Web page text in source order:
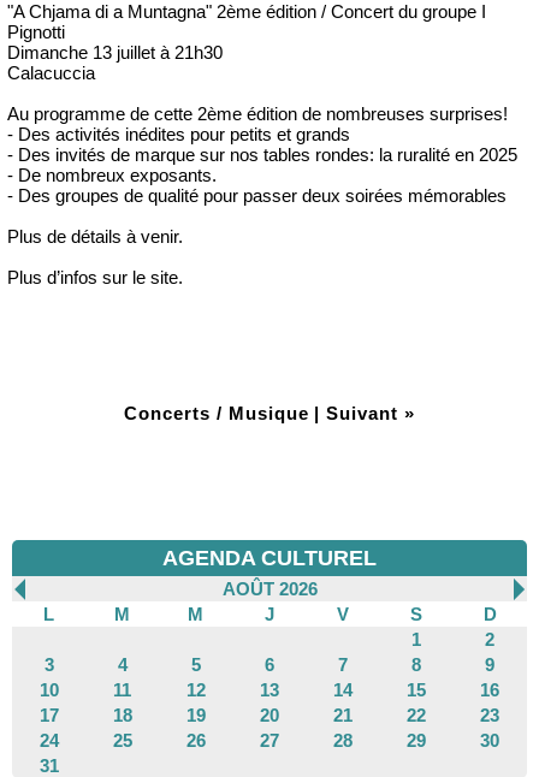
"A Chjama di a Muntagna" 2ème édition / Concert du groupe I
Pignotti
Dimanche 13 juillet à 21h30
Calacuccia
Au programme de cette 2ème édition de nombreuses surprises!
- Des activités inédites pour petits et grands
- Des invités de marque sur nos tables rondes: la ruralité en 2025
- De nombreux exposants.
- Des groupes de qualité pour passer deux soirées mémorables
Plus de détails à venir.
Plus d’infos sur le site.
Concerts / Musique | Suivant »
AGENDA CULTUREL
AOÛT 2026
L
M M J V S
D
1
2
3
4 5 6 7 8
9
10
11 12 13 14 15
16
17
18 19 20 21 22
23
24
25 26 27 28 29
30
31